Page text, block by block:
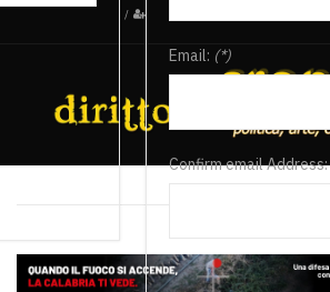
/
Email: (*)
Confirm email Address: